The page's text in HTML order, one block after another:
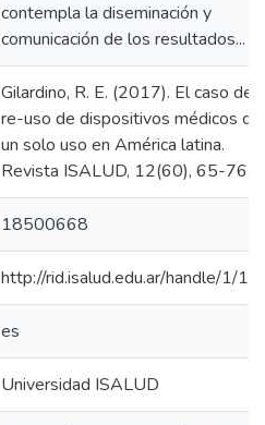
contempla la diseminación y
comunicación de los resultados...
Gilardino, R. E. (2017). El caso del
re-uso de dispositivos médicos de
un solo uso en América latina.
Revista ISALUD, 12(60), 65-76.
18500668
http://rid.isalud.edu.ar/handle/1/
es
Universidad ISALUD